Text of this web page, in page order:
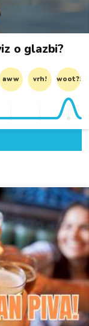
o glazbi?
aww vrh! woot?!